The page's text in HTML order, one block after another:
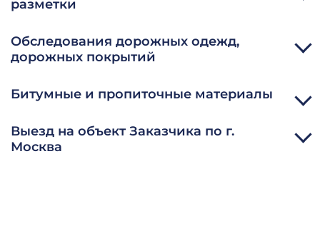
разметки
Обследования дорожных одежд,
дорожных покрытий
Битумные и пропиточные материалы
Выезд на объект Заказчика по г.
Москва